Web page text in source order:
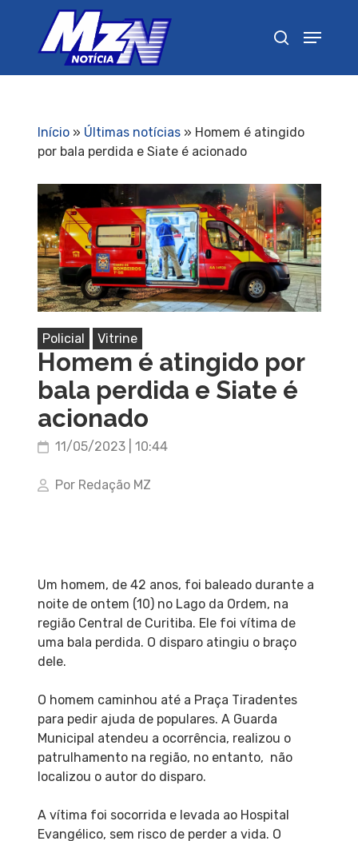
Início» Últimas notícias» Homem é atingido
por bala perdida e Siate é acionado
Policial Vitrine
Homem é atingido por
bala perdida e Siate é
acionado
11/05/2023 | 10:44
Por Redação MZ
Um homem, de 42 anos, foi baleado durante a
noite de ontem (10) no Lago da Ordem, na
região Central de Curitiba. Ele foi vítima de
uma bala perdida. O disparo atingiu o braço
dele.
O homem caminhou até a Praça Tiradentes
para pedir ajuda de populares. A Guarda
Municipal atendeu a ocorrência, realizou o
patrulhamento na região, no entanto, não
localizou o autor do disparo.
A vítima foi socorrida e levada ao Hospital
Evangélico, sem risco de perder a vida. O